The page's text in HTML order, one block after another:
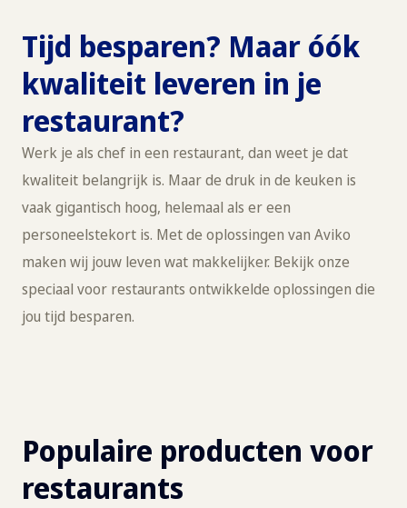
Tijd besparen? Maar óók
kwaliteit leveren in je
restaurant?
Werk je als chef in een restaurant, dan weet je dat
kwaliteit belangrijk is. Maar de druk in de keuken is
vaak gigantisch hoog, helemaal als er een
personeelstekort is. Met de oplossingen van Aviko
maken wij jouw leven wat makkelijker. Bekijk onze
speciaal voor restaurants ontwikkelde oplossingen die
jou tijd besparen.
Populaire producten voor
restaurants